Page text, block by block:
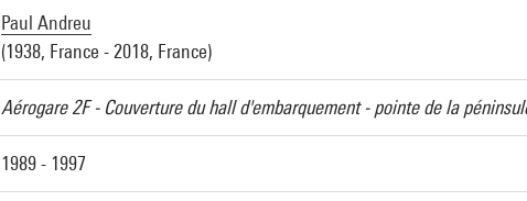
Paul Andreu
(1938, France - 2018, France)
Aérogare 2F - Couverture du hall d'embarquement - pointe de la
1989 - 1997